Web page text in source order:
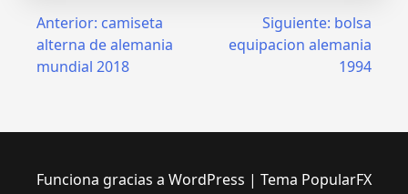
Navegación
Anterior: camiseta
alterna de alemania
mundial 2018
Siguiente: bolsa
equipacion alemania
1994
Funciona gracias a WordPress | Tema PopularFX